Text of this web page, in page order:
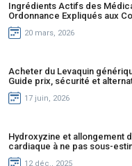
Ingrédients Actifs des
Ordonnance Expliqués aux
20 mars, 2026
Acheter du Levaquin
Guide prix, sécurité et
17 juin, 2026
Hydroxyzine et allongement
cardiaque à ne pas sous-
12 déc., 2025